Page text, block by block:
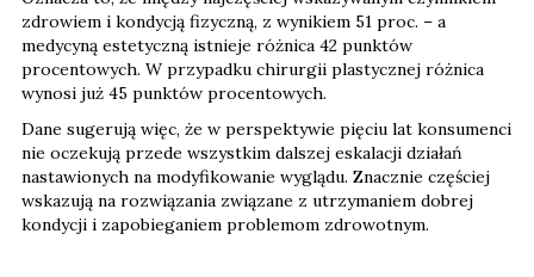
zdrowiem i kondycją fizyczną, z wynikiem 51 proc. – a
medycyną estetyczną istnieje różnica 42 punktów
procentowych. W przypadku chirurgii plastycznej różnica
wynosi już 45 punktów procentowych.
Dane sugerują więc, że w perspektywie pięciu lat konsumenci
nie oczekują przede wszystkim dalszej eskalacji działań
nastawionych na modyfikowanie wyglądu. Znacznie częściej
wskazują na rozwiązania związane z utrzymaniem dobrej
kondycji i zapobieganiem problemom zdrowotnym.